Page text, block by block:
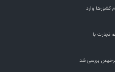
کشورها وارد
توسعه تجارت با
ترخیص بررسی شد